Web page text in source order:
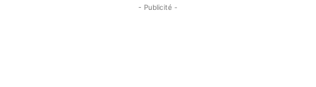
- Publicité -